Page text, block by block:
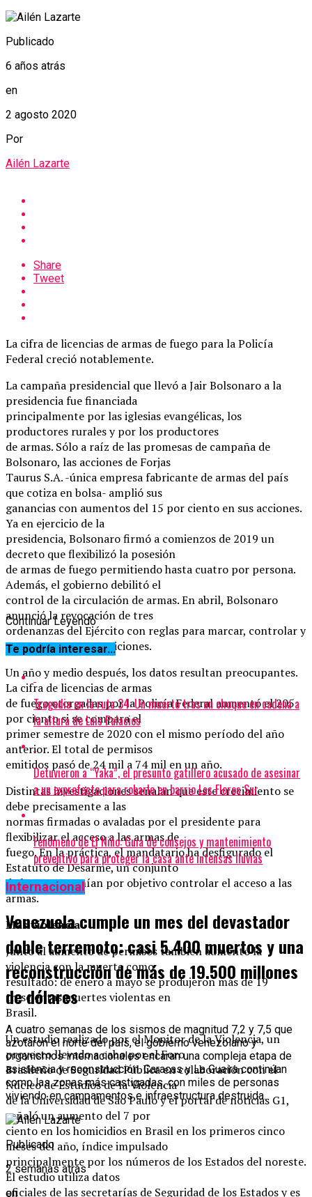
Publicado
6 años atrás
en
2 agosto 2020
Por
Ailén Lazarte
Share
Tweet
La cifra de licencias de armas de fuego para la Policía
Federal creció notablemente.
La campaña presidencial que llevó a Jair Bolsonaro a la
presidencia fue financiada
principalmente por las iglesias evangélicas, los
productores rurales y por los productores
de armas. Sólo a raíz de las promesas de campaña de
Bolsonaro, las acciones de Forjas
Taurus S.A. -única empresa fabricante de armas del país
que cotiza en bolsa- amplió sus
ganancias con aumentos del 15 por ciento en sus acciones.
Ya en ejercicio de la
presidencia, Bolsonaro firmó a comienzos de 2019 un
decreto que flexibilizó la posesión
de armas de fuego permitiendo hasta cuatro por persona.
Además, el gobierno debilitó el
control de la circulación de armas. En abril, Bolsonaro
anunció la revocación de tres
ordenanzas del Ejército con reglas para marcar, controlar y
rastrear armas y municiones.
Un año y medio después, los datos resultan preocupantes.
La cifra de licencias de armas
de fuego otorgadas por la Policía Federal aumentó el 205
por ciento si se compara el
primer semestre de 2020 con el mismo período del año
anterior. El total de permisos
emitidos pasó de 24 mil a 74 mil en un año.
Distintas investigaciones señalan que este crecimiento se
debe precisamente a las
normas firmadas o avaladas por el presidente para
flexibilizar el acceso a las armas de
fuego. En la práctica, el mandatario ha desfigurado el
Estatuto de Desarme, un conjunto
de leyes que tenían por objetivo controlar el acceso a las
armas.
Más violencia
Junto al aumento de permisos también aumentó la
violencia con la muerte como
resultado: de enero a mayo se produjeron más de 19
trescientas muertes violentas en
Brasil.
Un estudio realizado por el Monitor de la Violencia, un
proyecto llevado a cabo por el Foro
Brasileño de Seguridad Pública en colaboración con el
Núcleo de Estudios de la Violencia
de la Universidad de São Paulo y el portal de noticias G1,
señaló un aumento del 7 por
ciento en los homicidios en Brasil en los primeros cinco
meses del año, índice impulsado
principalmente por los números de los Estados del noreste.
El estudio utiliza datos
oficiales de las secretarías de Seguridad de los Estados y es
Continuar Leyendo
Te podría interesar...
Tragedia en la ruta 34: Un muerto tras un choque en cadena a
la altura de Luis Palacios
Detuvieron a “Yaka”, el presunto gatillero acusado de asesinar
a un exprefecto para robarle en barrio Las Flores Sur
Fenómeno de El Niño: Guía de consejos y mantenimiento
preventivo para proteger la casa ante intensas lluvias
Internacional
Venezuela cumple un mes del devastador
doble terremoto: casi 5.400 muertos y una
reconstrucción de más de 19.500 millones
de dólares
A cuatro semanas de los sismos de magnitud 7,2 y 7,5 que
azotaron el norte del país, el gobierno venezolano y
organismos internacionales encaran una compleja etapa de
asistencia y reconstrucción. Caracas y La Guaira continúan
como las zonas más castigadas, con miles de personas
viviendo en campamentos e infraestructura destruida.
Publicado
2 semanas atrás
en